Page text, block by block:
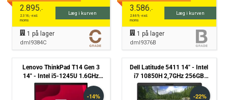
2.895,-
2.316,- excl.
moms
Læg i kurven
1 på lager
dml9384C
3.586,-
2.869,- excl.
moms
Læg i kurven
1 på lager
dml9376B
Lenovo ThinkPad T14 Gen 3
14" - Intel i5-1245U 1.6GHz
256GB NVMe 16GB Win11 Pro
- Grade C
Dell Latitude 5411 14" - Intel
i7 10850H 2,7GHz 256GB
NVMe 8GB - Nvidia MX250 -
Grade C